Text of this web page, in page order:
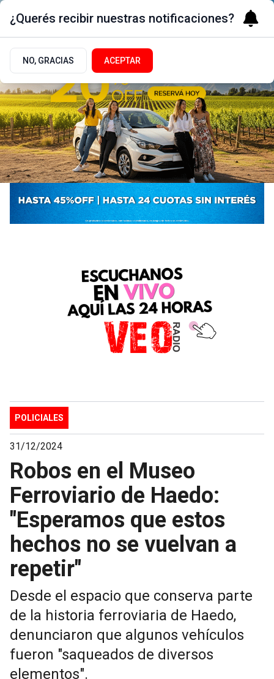
POLICIALES
31/12/2024
Robos en el Museo
Ferroviario de Haedo:
"Esperamos que estos
hechos no se vuelvan a
repetir"
Desde el espacio que conserva parte
de la historia ferroviaria de Haedo,
denunciaron que algunos vehículos
fueron "saqueados de diversos
elementos".
¿Querés recibir nuestras notificaciones?
NO, GRACIAS ACEPTAR